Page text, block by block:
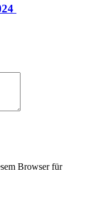
Browser für